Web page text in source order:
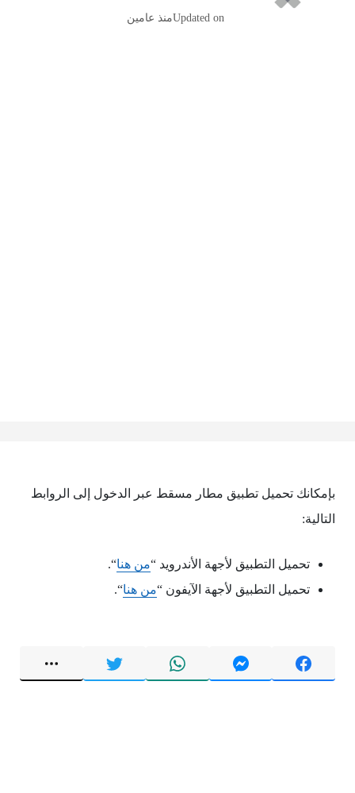
Updated onمنذ عامين
بإمكانك تحميل تطبيق مطار مسقط عبر الدخول إلى الروابط
التالية:
تحميل التطبيق لأجهة الأندرويد “من هنا“.
تحميل التطبيق لأجهة الآيفون “من هنا“.